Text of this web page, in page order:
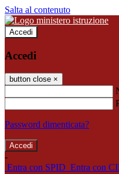
Salta al contenuto
Accedi
Accedi
button close ×
Password dimenticata?
-
Entra con SPID Entra con